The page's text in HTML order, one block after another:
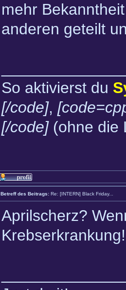
mehr
anderen geteilt
So aktivierst du
[/code],
[/code](ohne die
Betreff des Beitrags: Re: [INTERN] Black Friday...
Aprilscherz?